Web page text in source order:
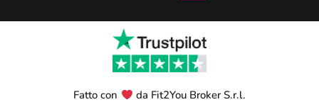
Fatto con da Fit2You Broker S.r.l.